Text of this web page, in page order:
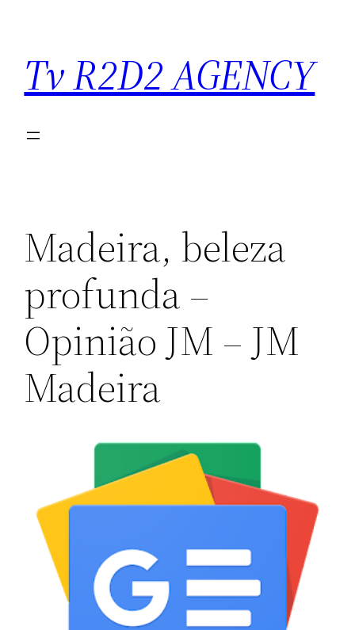
conteúdo
Tv R2D2 AGENCY
Madeira, beleza
profunda –
Opinião JM – JM
Madeira